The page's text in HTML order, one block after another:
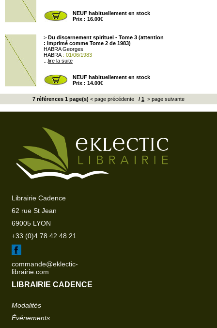
NEUF habituellement en stock
Prix : 16.00€
> Du discernement spirituel - Tome 3 (attention
: imprimé comme Tome 2 de 1983)
HABRA Georges
HABRA : 01/06/1983
lire la suite
NEUF habituellement en stock
Prix : 14.00€
7 références 1 page(s) < page précédente / 1 > page suivante
Librairie Cadence
62 rue St Jean
69005 LYON
+33 (0)4 78 42 48 21
commande@eklectic-
librairie.com
LIBRAIRIE CADENCE
Modalités
Événements